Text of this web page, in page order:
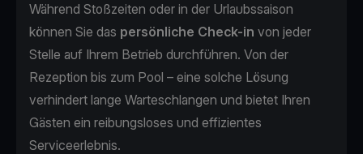
Während Stoßzeiten oder in der Urlaubssaison
können Sie das persönliche Check-in von jeder
Stelle auf Ihrem Betrieb durchführen. Von der
Rezeption bis zum Pool – eine solche Lösung
verhindert lange Warteschlangen und bietet Ihren
Gästen ein reibungsloses und effizientes
Serviceerlebnis.